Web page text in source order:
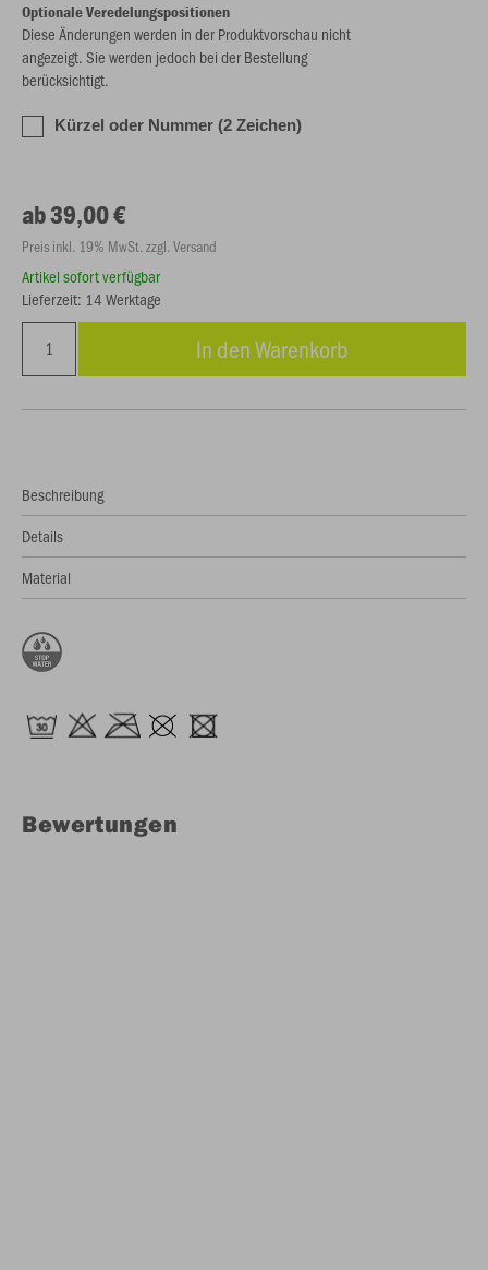
Optionale Veredelungspositionen
Diese Änderungen werden in der Produktvorschau nicht
angezeigt. Sie werden jedoch bei der Bestellung
berücksichtigt.
Kürzel oder Nummer (2 Zeichen)
ab 39,00 €
Preis inkl. 19% MwSt. zzgl. Versand
Artikel sofort verfügbar
Lieferzeit: 14 Werktage
In den Warenkorb
Beschreibung
Details
Material
Bewertungen